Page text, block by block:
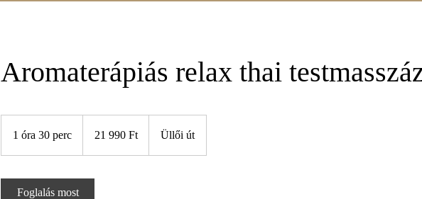
Aromaterápiás relax thai
1 óra 30 perc
forint21 990 Ft Üllői út
Foglalás most